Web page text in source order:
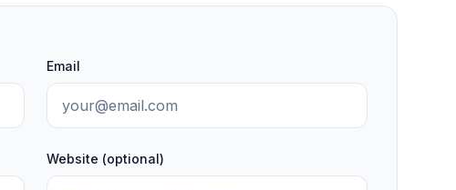
Email
Website (optional)